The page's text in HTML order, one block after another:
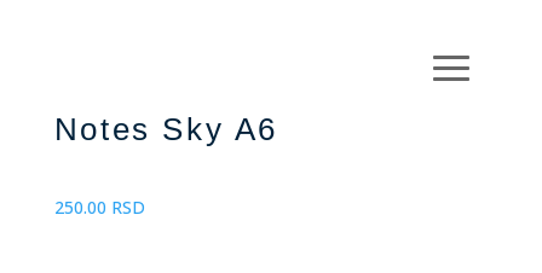
Notes Sky A6
250.00 RSD